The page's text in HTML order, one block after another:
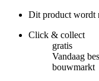
Dit product wordt
Click & collect
gratis
Vandaag
bouwmarkt